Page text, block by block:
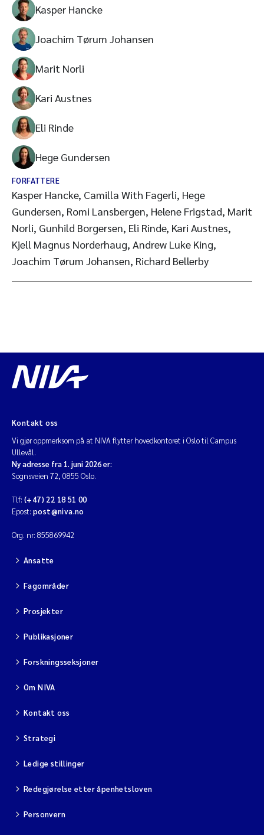
Kasper Hancke
Joachim Tørum Johansen
Marit Norli
Kari Austnes
Eli Rinde
Hege Gundersen
FORFATTERE
Kasper Hancke, Camilla With Fagerli, Hege
Gundersen, Romi Lansbergen, Helene Frigstad, Marit
Norli, Gunhild Borgersen, Eli Rinde, Kari Austnes,
Kjell Magnus Norderhaug, Andrew Luke King,
Joachim Tørum Johansen, Richard Bellerby
Kontakt oss
Vi gjør oppmerksom på at NIVA flytter hovedkontoret i Oslo til Campus
Ullevål.
Ny adresse fra 1. juni 2026 er:
Sognsveien 72, 0855 Oslo.
Tlf: (+47) 22 18 51 00
Epost: post@niva.no
Org. nr: 855869942
Ansatte
Fagområder
Prosjekter
Publikasjoner
Forskningsseksjoner
Om NIVA
Kontakt oss
Strategi
Ledige stillinger
Redegjørelse etter åpenhetsloven
Personvern